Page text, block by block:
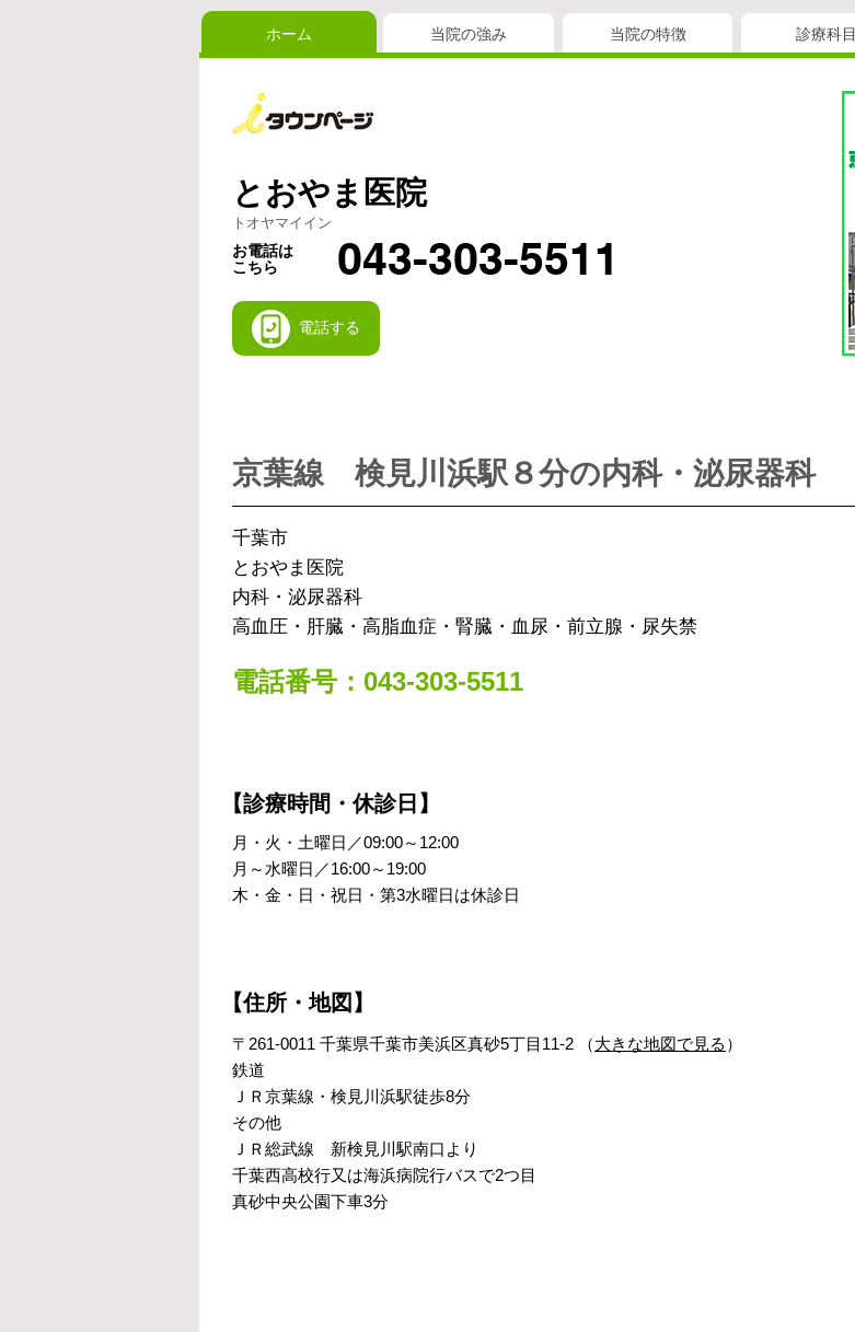
ホーム 当院の強み 当院の特徴 診療科目
とおやま医院
トオヤマイイン
お電話は
こちら
043-303-5511
電話する
京葉線 検見川浜駅８分の内科・泌尿器科
千葉市
とおやま医院
内科・泌尿器科
高血圧・肝臓・高脂血症・腎臓・血尿・前立腺・尿失禁
電話番号：043-303-5511
【診療時間・休診日】
月・火・土曜日／09:00～12:00
月～水曜日／16:00～19:00
木・金・日・祝日・第3水曜日は休診日
【住所・地図】
〒261-0011 千葉県千葉市美浜区真砂5丁目11-2 （大きな地図で見る ）
鉄道
ＪＲ京葉線・検見川浜駅徒歩8分
その他
ＪＲ総武線 新検見川駅南口より
千葉西高校行又は海浜病院行バスで2つ目
真砂中央公園下車3分